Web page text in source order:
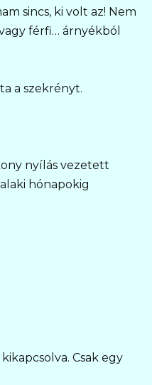
sincs, ki volt az! Nem
férfi… árnyékból
a szekrényt.
nyílás vezetett
hónapokig
Csak egy